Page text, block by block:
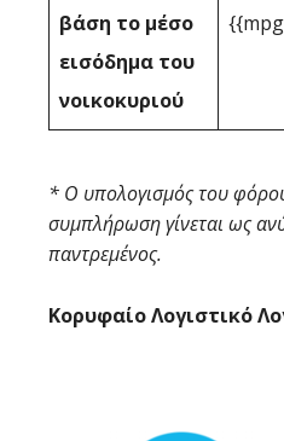
βάση το μέσο
εισόδημα του
νοικοκυριού
* Ο υπολογισμός του
συμπλήρωση γίνεται ως
παντρεμένος.
Κορυφαίο Λογιστικό